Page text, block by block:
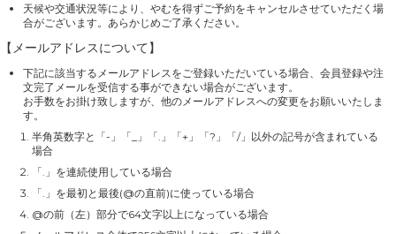
天候や交通状況等により、やむを得ずご予約をキャンセルさせていただく場
合がございます。あらかじめご了承ください。
【メールアドレスについて】
下記に該当するメールアドレスをご登録いただいている場合、会員登録や注
文完了メールを受信する事ができない場合がございます。
お手数をお掛け致しますが、他のメールアドレスへの変更をお願いいたしま
す。
半角英数字と「-」「_」「.」「+」「?」「/」以外の記号が含まれている
場合
「.」を連続使用している場合
「.」を最初と最後(@の直前)に使っている場合
@の前（左）部分で64文字以上になっている場合